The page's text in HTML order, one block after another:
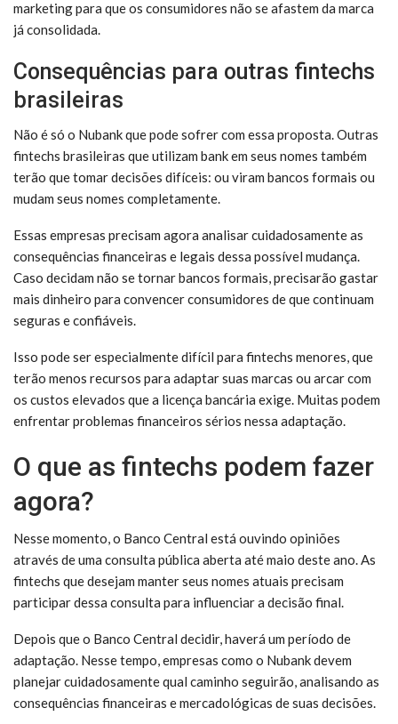
marketing para que os consumidores não se afastem da marca
já consolidada.
Consequências para outras fintechs
brasileiras
Não é só o Nubank que pode sofrer com essa proposta. Outras
fintechs brasileiras que utilizam bank em seus nomes também
terão que tomar decisões difíceis: ou viram bancos formais ou
mudam seus nomes completamente.
Essas empresas precisam agora analisar cuidadosamente as
consequências financeiras e legais dessa possível mudança.
Caso decidam não se tornar bancos formais, precisarão gastar
mais dinheiro para convencer consumidores de que continuam
seguras e confiáveis.
Isso pode ser especialmente difícil para fintechs menores, que
terão menos recursos para adaptar suas marcas ou arcar com
os custos elevados que a licença bancária exige. Muitas podem
enfrentar problemas financeiros sérios nessa adaptação.
O que as fintechs podem fazer
agora?
Nesse momento, o Banco Central está ouvindo opiniões
através de uma consulta pública aberta até maio deste ano. As
fintechs que desejam manter seus nomes atuais precisam
participar dessa consulta para influenciar a decisão final.
Depois que o Banco Central decidir, haverá um período de
adaptação. Nesse tempo, empresas como o Nubank devem
planejar cuidadosamente qual caminho seguirão, analisando as
consequências financeiras e mercadológicas de suas decisões.